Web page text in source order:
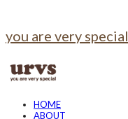
you are very special
HOME
ABOUT